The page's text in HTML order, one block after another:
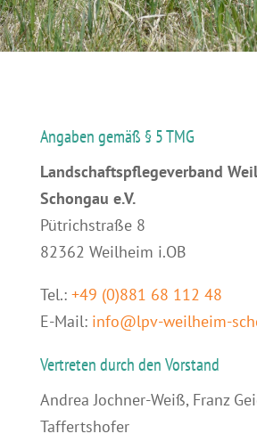
Angaben gemäß § 5 TMG
Landschaftspflegeverband
Schongau e.V.
Pütrichstraße 8
82362 Weilheim i.OB
Tel.: +49 (0)881 68 112 48
E-Mail: info@lpv-weilheim-
Vertreten durch den Vorstand
Andrea Jochner-Weiß, Franz
Taffertshofer